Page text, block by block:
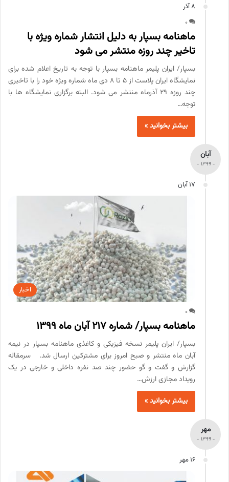
8 آذر
0
ماهنامه بسپار به دلیل انتشار شماره ویژه با
تاخیر چند روزه منتشر می شود
بسپار/ ایران پلیمر ماهنامه بسپار با توجه به تاریخ اعلام شده برای
نمایشگاه ایران پلاست از 5 تا 8 دی ماه شماره ویژه خود را با تاخیری
چند روزه 29 آذرماه منتشر می شود. البته برگزاری نمایشگاه ها با
توجه…
بیشتر بخوانید »
آبان
- 1399 -
17 آبان
اخبار
0
ماهنامه بسپار/ شماره 217 آبان ماه 1399
بسپار/ ایران پلیمر نسخه فیزیکی و کاغذی ماهنامه بسپار در نیمه
آبان ماه منتشر و صبح امروز برای مشترکین ارسال شد. سرمقاله
گزارش و گفت و گو حضور چند صد نفره داخلی و خارجی در یک
رویداد مجازی ارزش…
بیشتر بخوانید »
مهر
- 1399 -
16 مهر